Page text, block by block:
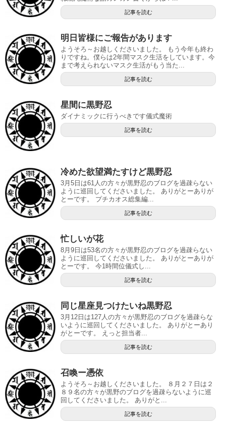
記事を読む
明日皆様にご報告があります
ようそろ～お越しくださいました。 もう今年も終わ
りですね。僕らは2年間マスク生活をしています。今
まで考えられないマスク生活がもう当た...
記事を読む
星間に黒野忍
ダイナミックに行うべきです儀式魔術
記事を読む
冷めた欲望満たすけど黒野忍
3月5日は61人の方々が黒野忍のブログを過疎らない
ように巡回してくださいました。 ありがとーありが
とーです。 プチカオス総集編...
記事を読む
忙しいが花
8月9日は53名の方々が黒野忍のブログを過疎らない
ように巡回してくださいました。 ありがとーありが
とーです。 今1時間位儀式し...
記事を読む
同じ星座見つけたいね黒野忍
3月12日は127人の方々が黒野忍のブログを過疎らな
いように巡回してくださいました。 ありがとーあり
がとーです。 えっと担当者...
記事を読む
召喚ー憑依
ようそろ～お越しくださいました。 ８月２７日は２
８９名の方々が黒野のブログを過疎らないように巡
回してくださいました。 ありがと...
記事を読む